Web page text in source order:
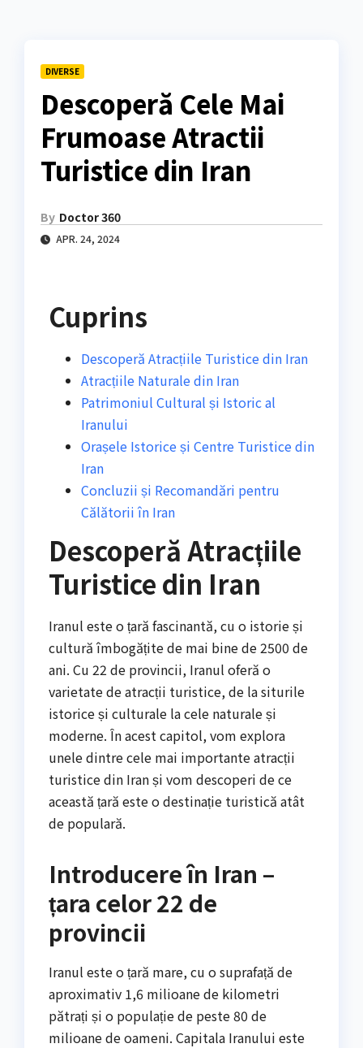
DIVERSE
Descoperă Cele Mai
Frumoase Atractii
Turistice din Iran
By Doctor 360
APR. 24, 2024
Cuprins
Descoperă Atracțiile Turistice din Iran
Atracțiile Naturale din Iran
Patrimoniul Cultural și Istoric al
Iranului
Orașele Istorice și Centre Turistice din
Iran
Concluzii și Recomandări pentru
Călătorii în Iran
Descoperă Atracțiile
Turistice din Iran
Iranul este o țară fascinantă, cu o istorie și
cultură îmbogățite de mai bine de 2500 de
ani. Cu 22 de provincii, Iranul oferă o
varietate de atracții turistice, de la siturile
istorice și culturale la cele naturale și
moderne. În acest capitol, vom explora
unele dintre cele mai importante atracții
turistice din Iran și vom descoperi de ce
această țară este o destinație turistică atât
de populară.
Introducere în Iran –
țara celor 22 de
provincii
Iranul este o țară mare, cu o suprafață de
aproximativ 1,6 milioane de kilometri
pătrați și o populație de peste 80 de
milioane de oameni. Capitala Iranului este